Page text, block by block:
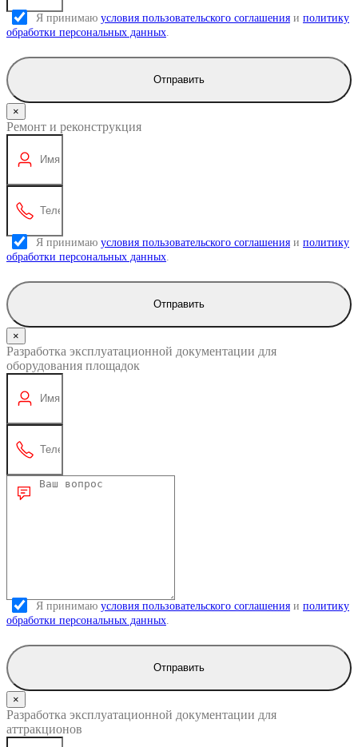
Я принимаю условия пользовательского соглашения и политику
обработки персональных данных
Отправить
×
Ремонт и реконструкция
Я принимаю условия пользовательского соглашения и политику
обработки персональных данных
Отправить
×
Разработка эксплуатационной документации для
оборудования площадок
Я принимаю условия пользовательского соглашения и политику
обработки персональных данных
Отправить
×
Разработка эксплуатационной документации для
аттракционов